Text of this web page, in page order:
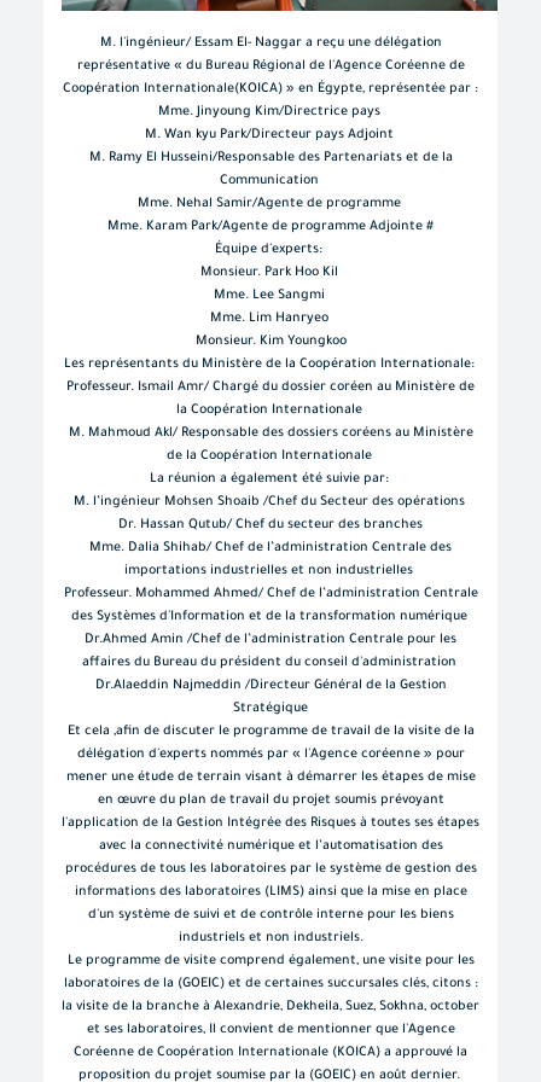
M. l'ingénieur/Essam El- Naggar a reçu une délégation
représentative « du Bureau Régional de l'Agence Coréenne de
Coopération Internationale(KOICA) » en Égypte, représentée par :
Mme. Jinyoung Kim/Directrice pays
M. Wan kyu Park/Directeur pays Adjoint
M. Ramy El Husseini/Responsable des Partenariats et de la
Communication
Mme. Nehal Samir/Agente de programme
Mme. Karam Park/Agente de programme Adjointe #
Équipe d'experts:
Monsieur. Park Hoo Kil
Mme. Lee Sangmi
Mme. Lim Hanryeo
Monsieur. Kim Youngkoo
Les représentants du Ministère de la Coopération Internationale:
Professeur. Ismail Amr/ Chargé du dossier coréen au Ministère de
la Coopération Internationale
M. Mahmoud Akl/ Responsable des dossiers coréens au Ministère
de la Coopération Internationale
La réunion a également été suivie par:
M. l’ingénieur Mohsen Shoaib /Chef du Secteur des opérations
Dr. Hassan Qutub/ Chef du secteur des branches
Mme. Dalia Shihab/ Chef de l’administration Centrale des
importations industrielles et non industrielles
Professeur. Mohammed Ahmed/ Chef de l’administration Centrale
des Systèmes d'Information et de la transformation numérique
Dr.Ahmed Amin /Chef de l’administration Centrale pour les
affaires du Bureau du président du conseil d'administration
Dr.Alaeddin Najmeddin /Directeur Général de la Gestion
Stratégique
Et cela ,afin de discuter le programme de travail de la visite de la
délégation d'experts nommés par « l'Agence coréenne » pour
mener une étude de terrain visant à démarrer les étapes de mise
en œuvre du plan de travail du projet soumis prévoyant
l'application de la Gestion Intégrée des Risques à toutes ses étapes
avec la connectivité numérique et l’automatisation des
procédures de tous les laboratoires par le système de gestion des
informations des laboratoires (LIMS) ainsi que la mise en place
d'un système de suivi et de contrôle interne pour les biens
industriels et non industriels.
Le programme de visite comprend également, une visite pour les
laboratoires de la (GOEIC) et de certaines succursales clés, citons :
la visite de la branche à Alexandrie, Dekheila, Suez, Sokhna, october
et ses laboratoires, Il convient de mentionner que l'Agence
Coréenne de Coopération Internationale (KOICA) a approuvé la
proposition du projet soumise par la (GOEIC) en août dernier.